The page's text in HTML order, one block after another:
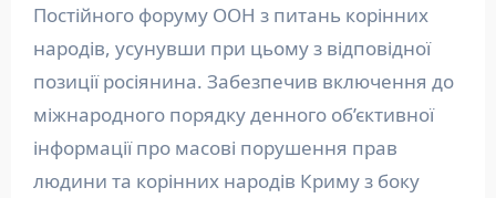
Постійного форуму ООН з питань корінних
народів, усунувши при цьому з відповідної
позиції росіянина. Забезпечив включення до
міжнародного порядку денного об’єктивної
інформації про масові порушення прав
людини та корінних народів Криму з боку